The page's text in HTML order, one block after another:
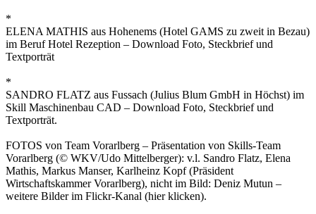
*
ELENA MATHIS aus Hohenems (Hotel GAMS zu zweit in Bezau)
im Beruf Hotel Rezeption – Download Foto, Steckbrief und
Textporträt
*
SANDRO FLATZ aus Fussach (Julius Blum GmbH in Höchst) im
Skill Maschinenbau CAD – Download Foto, Steckbrief und
Textporträt.
FOTOS von Team Vorarlberg – Präsentation von Skills-Team
Vorarlberg (© WKV/Udo Mittelberger): v.l. Sandro Flatz, Elena
Mathis, Markus Manser, Karlheinz Kopf (Präsident
Wirtschaftskammer Vorarlberg), nicht im Bild: Deniz Mutun –
weitere Bilder im Flickr-Kanal (hier klicken).